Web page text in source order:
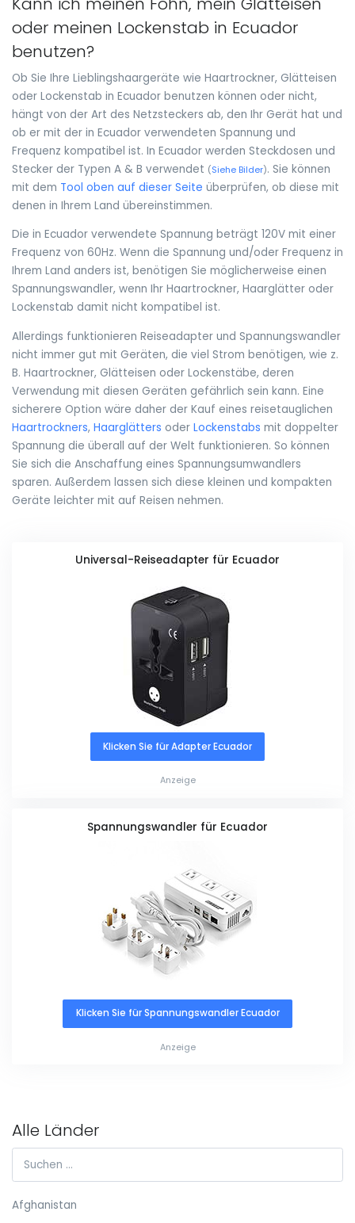
oder meinen Lockenstab in Ecuador
benutzen?
Ob Sie Ihre Lieblingshaargeräte wie Haartrockner, Glätteisen
oder Lockenstab in Ecuador benutzen können oder nicht,
hängt von der Art des Netzsteckers ab, den Ihr Gerät hat und
ob er mit der in Ecuador verwendeten Spannung und
Frequenz kompatibel ist. In Ecuador werden Steckdosen und
Stecker der Typen A & B verwendet (Siehe Bilder). Sie können
mit dem Tool oben auf dieser Seite überprüfen, ob diese mit
denen in Ihrem Land übereinstimmen.
Die in Ecuador verwendete Spannung beträgt 120V mit einer
Frequenz von 60Hz. Wenn die Spannung und/oder Frequenz in
Ihrem Land anders ist, benötigen Sie möglicherweise einen
Spannungswandler, wenn Ihr Haartrockner, Haarglätter oder
Lockenstab damit nicht kompatibel ist.
Allerdings funktionieren Reiseadapter und Spannungswandler
nicht immer gut mit Geräten, die viel Strom benötigen, wie z.
B. Haartrockner, Glätteisen oder Lockenstäbe, deren
Verwendung mit diesen Geräten gefährlich sein kann. Eine
sicherere Option wäre daher der Kauf eines reisetauglichen
Haartrockners, Haarglätters oder Lockenstabs mit doppelter
Spannung die überall auf der Welt funktionieren. So können
Sie sich die Anschaffung eines Spannungsumwandlers
sparen. Außerdem lassen sich diese kleinen und kompakten
Geräte leichter mit auf Reisen nehmen.
Universal-Reiseadapter für Ecuador
Klicken Sie für Adapter Ecuador
Anzeige
Spannungswandler für Ecuador
Klicken Sie für Spannungswandler Ecuador
Anzeige
Alle Länder
Afghanistan